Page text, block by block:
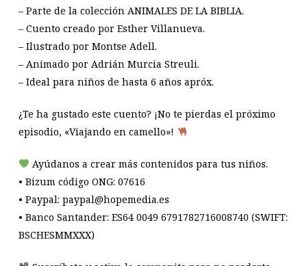
– Parte de la colección ANIMALES DE LA BIBLIA.
– Cuento creado por Esther Villanueva.
– Ilustrado por Montse Adell.
– Animado por Adrián Murcia Streuli.
– Ideal para niños de hasta 6 años apróx.
¿Te ha gustado este cuento? ¡No te pierdas el próximo
episodio, «Viajando en camello»!
Ayúdanos a crear más contenidos para tus niños.
• Bizum código ONG: 07616
• Paypal: paypal@hopemedia.es
• Banco Santander: ES64 0049 6791782716008740 (SWIFT:
BSCHESMMXXX)